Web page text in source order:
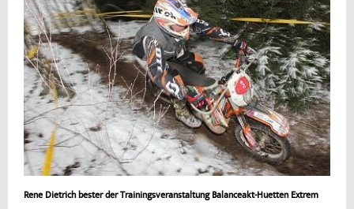
Rene Dietrich bester der Trainingsveranstaltung Balanceakt-Huetten Extrem